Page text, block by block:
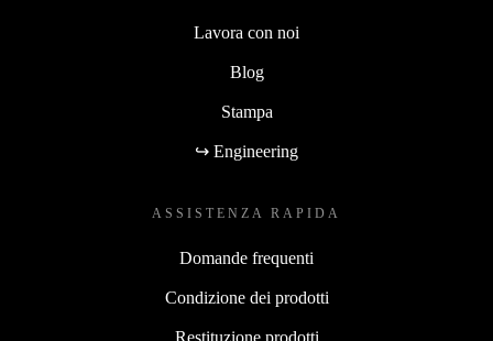
Lavora con noi
Blog
Stampa
↪ Engineering
ASSISTENZA RAPIDA
Domande frequenti
Condizione dei prodotti